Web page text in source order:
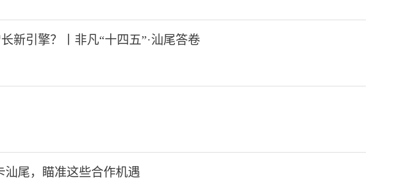
新引擎？丨非凡“十四五”·汕尾答卷
汕尾，瞄准这些合作机遇